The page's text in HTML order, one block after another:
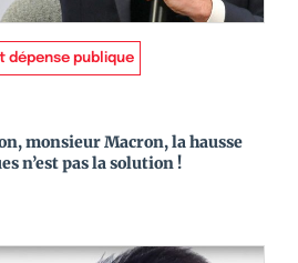
dépense publique
monsieur Macron, la hausse
n’est pas la solution !